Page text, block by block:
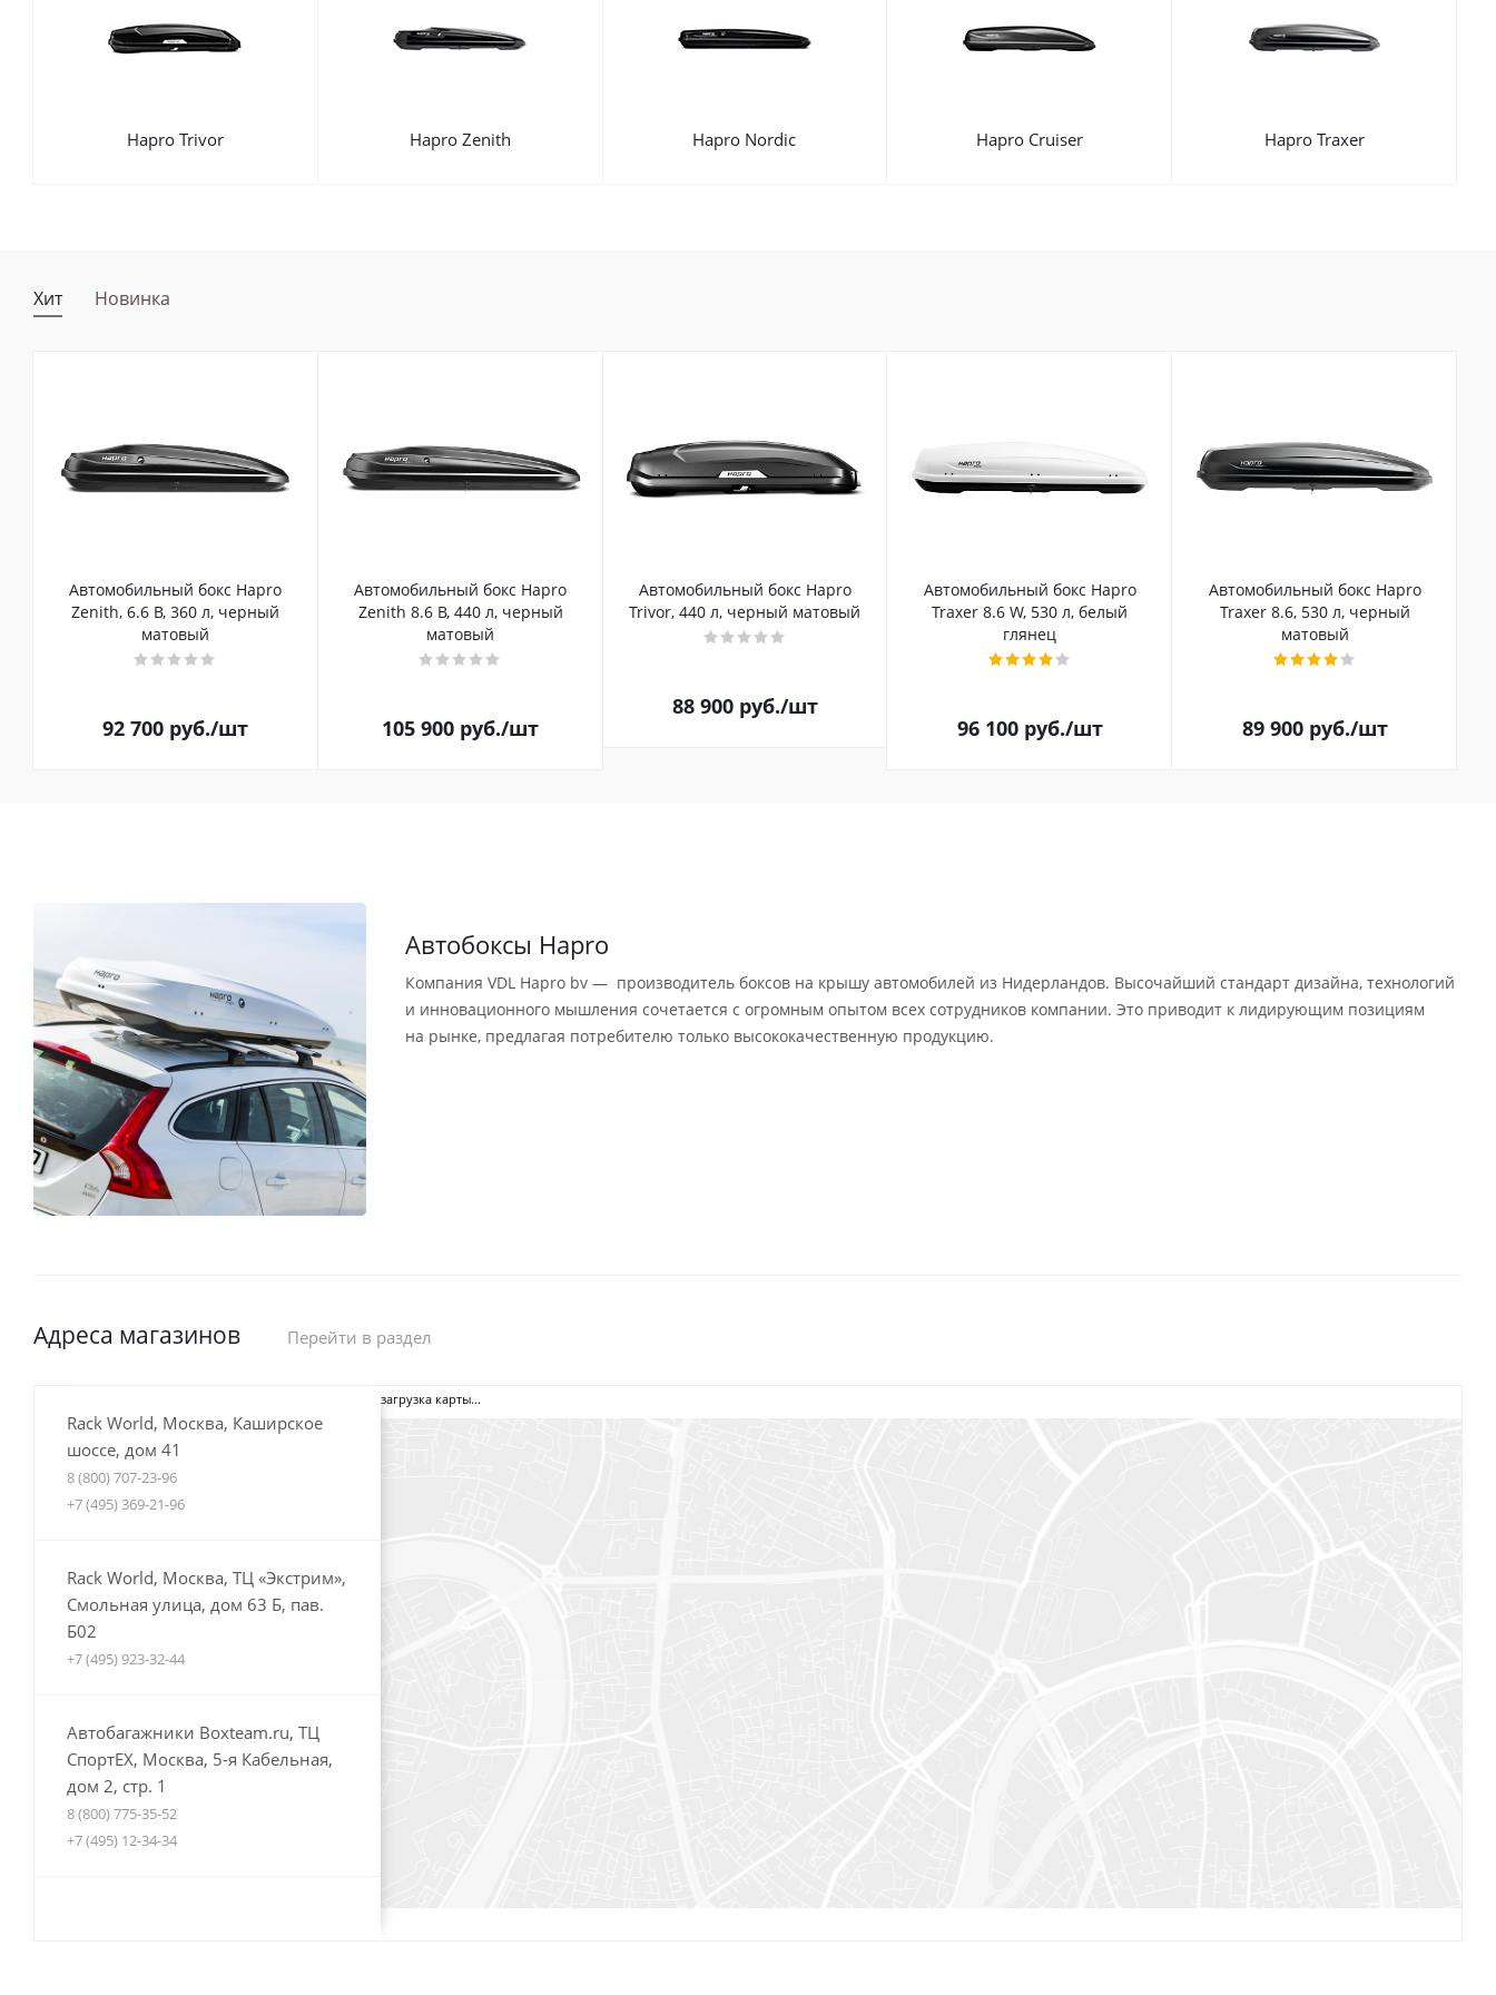
Hapro Trivor Hapro Zenith Hapro Nordic Hapro Cruiser Hapro Traxer
Хит Новинка
Автомобильный бокс Hapro
Zenith, 6.6 B, 360 л, черный
матовый
92 700 руб./шт
Автомобильный бокс Hapro
Zenith 8.6 B, 440 л, черный
матовый
105 900 руб./шт
Автомобильный бокс Hapro
Trivor, 440 л, черный матовый
88 900руб./шт
Автомобильный бокс Hapro
Traxer 8.6 W, 530 л, белый
глянец
96 100руб./шт
Автомобильный бокс Hapro
Traxer 8.6, 530 л, черный
матовый
89 900руб./шт
Автобоксы Hapro
Компания VDL Hapro bv — производитель боксов на крышу автомобилей из Нидерландов. Высочайший стандарт дизайна, технологий
и инновационного мышления сочетается с огромным опытом всех сотрудников компании. Это приводит к лидирующим позициям
на рынке, предлагая потребителю только высококачественную продукцию.
Адреса магазинов Перейти в раздел
Rack World, Москва, Каширское
шоссе, дом 41
8 (800) 707-23-96
+7 (495) 369-21-96
Rack World, Москва, ТЦ «Экстрим»,
Смольная улица, дом 63 Б, пав.
Б02
+7 (495) 923-32-44
Автобагажники Boxteam.ru, ТЦ
СпортЕХ, Москва, 5-я Кабельная,
дом 2, стр. 1
8 (800) 775-35-52
+7 (495) 12-34-34
загрузка карты...